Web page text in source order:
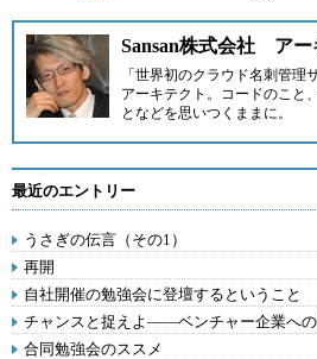
Sansan株式会社 ア
「世界初のクラウド名刺管理
アーキテクト。コードのこと
となどを思いつくままに。
最近のエントリー
うさぎの伝言（その1）
再開
自社開催の勉強会に登壇するということ
チャンスと捉えよ――ベンチャー企業へ
合同勉強会のススメ